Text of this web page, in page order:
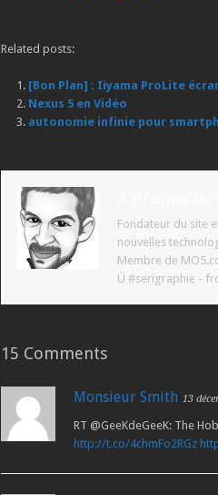
Related posts:
[Bon Plan] : Iiyama ProLite
Nexus 5 en Vidéo
autonomie infinie pour
Fondateur du site
nouvelles
Membre de
Ü #serigraphie -
15 Comments
Monsieur Smith 13
RT @GeeKdeGeeK: The
http://t.co/4chmFo2RGz